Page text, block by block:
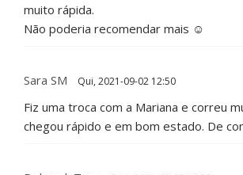
muito rápida.
Não poderia recomendar mais ☺️
Sara SM Qui, 2021-09-02 12:50
Fiz uma troca com a Mariana e correu
chegou rápido e em bom estado. De